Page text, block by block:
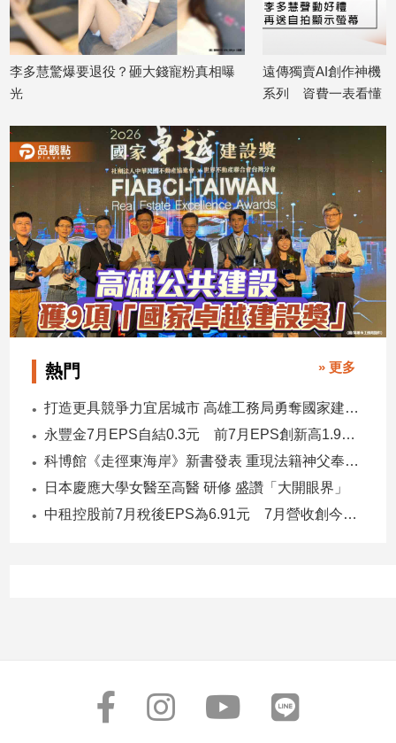
室
內
設
計
美
食
命
理
消
費
健
康/
子/
感
／
／
役？砸大錢寵粉真相曝
遠傳獨賣AI創作神機！HONOR 600旗
系列 資費一表看懂
熱門 » 更多
打造更具競爭力宜居城市 高雄工務局勇奪國家建築界9大獎
永豐金7月EPS自結0.3元 前7月EPS創新高1.96元！
科博館《走徑東海岸》新書發表 重現法籍神父奉獻足跡與歷史日記
日本慶應大學女醫至高醫 研修 盛讚「大開眼界」
中租控股前7月稅後EPS為6.91元 7月營收創今年新高